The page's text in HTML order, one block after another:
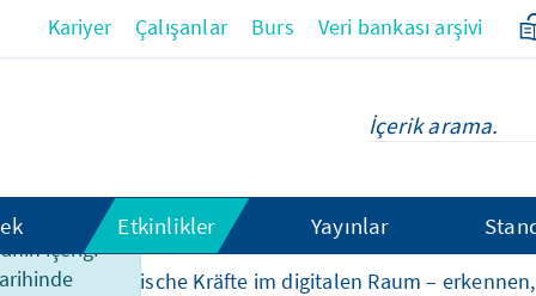
içeriği
Kariyer Çalışanlar Burs Veri bankası arşivi
Etkinlikler Yayınlar
Anti-demokratische Kräfte im digitalen Raum –